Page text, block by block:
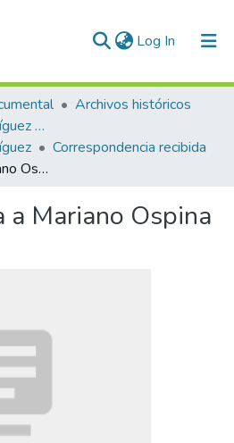
Log In (current)
Archivos históricos
Mariano Ospina Rodríguez (1826 -1912)
Correspondencia recibida
Carta enviada a Mariano Ospina Rodríguez
a Mariano Ospina